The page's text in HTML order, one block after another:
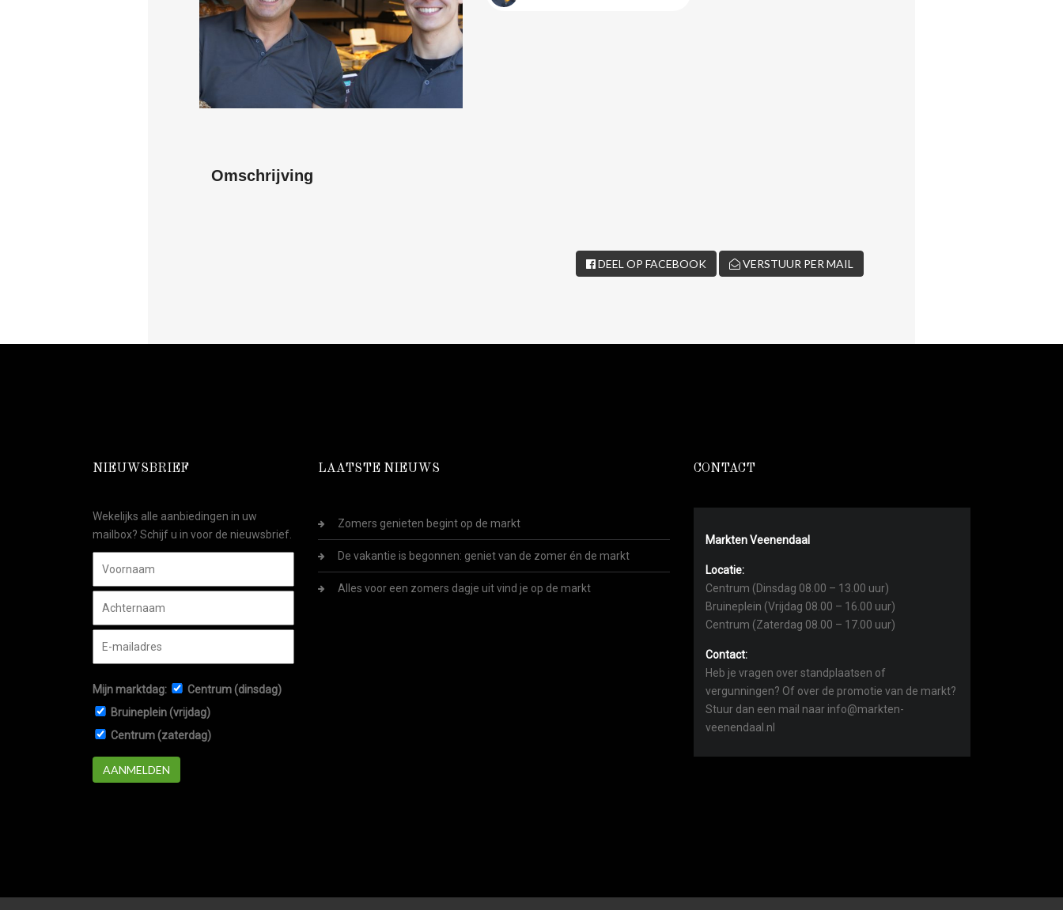
Omschrijving
DEEL OP FACEBOOK VERSTUUR PER MAIL
NIEUWSBRIEF
Wekelijks alle aanbiedingen in uw
mailbox? Schijf u in voor de nieuwsbrief.
Mijn marktdag:
Centrum (dinsdag)
Bruineplein (vrijdag)
Centrum (zaterdag)
AANMELDEN
LAATSTE NIEUWS
Zomers genieten begint op de markt
De vakantie is begonnen: geniet van de zomer én de markt
Alles voor een zomers dagje uit vind je op de markt
CONTACT
Markten Veenendaal
Locatie:
Centrum (Dinsdag 08.00 – 13.00 uur)
Bruineplein (Vrijdag 08.00 – 16.00 uur)
Centrum (Zaterdag 08.00 – 17.00 uur)
Contact:
Heb je vragen over standplaatsen of
vergunningen? Of over de promotie van de markt?
Stuur dan een mail naar info@markten-
veenendaal.nl